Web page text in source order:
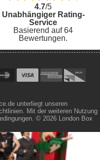
4.7/5
Unabhängiger Rating-
Service
Basierend auf 64
Bewertungen.
unterliegt unseren
Mit der weiteren Nutzung
© 2026 London Box